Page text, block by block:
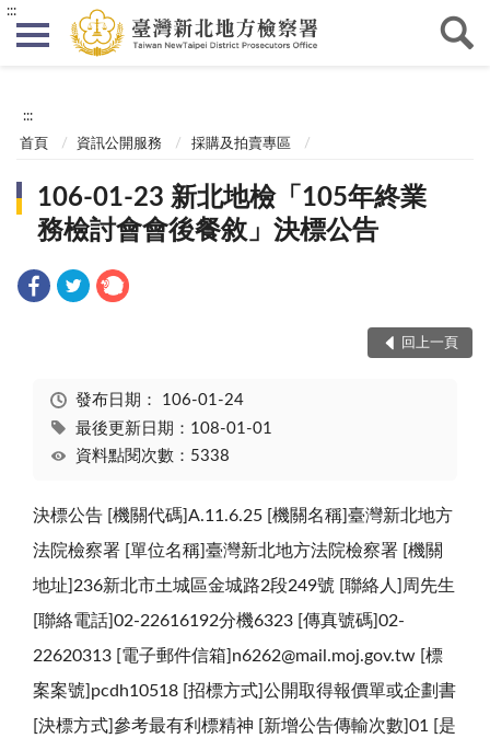
:::
:::
首頁 資訊公開服務 採購及拍賣專區
106-01-23 新北地檢「105年終業
務檢討會會後餐敘」決標公告
回上一頁
發布日期： 106-01-24
最後更新日期：108-01-01
資料點閱次數：5338
決標公告 [機關代碼]A.11.6.25 [機關名稱]臺灣新北地方
法院檢察署 [單位名稱]臺灣新北地方法院檢察署 [機關
地址]236新北市土城區金城路2段249號 [聯絡人]周先生
[聯絡電話]02-22616192分機6323 [傳真號碼]02-
22620313 [電子郵件信箱]n6262@mail.moj.gov.tw [標
案案號]pcdh10518 [招標方式]公開取得報價單或企劃書
[決標方式]參考最有利標精神 [新增公告傳輸次數]01 [是